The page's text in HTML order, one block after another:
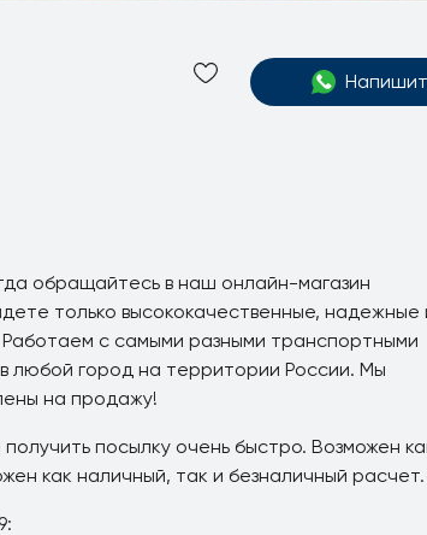
обращайтесь в наш онлайн-магазин
только высококачественные, надежные
с самыми разными транспортными
любой город на территории России. Мы
на продажу!
посылку очень быстро. Возможен
как наличный, так и безналичный расчет.